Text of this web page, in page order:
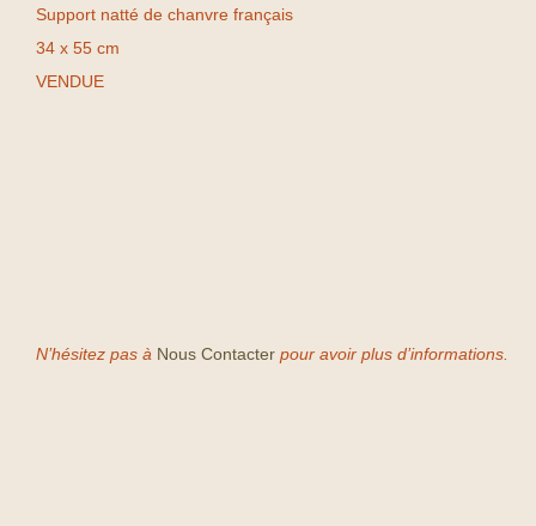
Support natté de chanvre français
34 x 55 cm
VENDUE
N’hésitez pas à Nous Contacter pour avoir plus d’informations.